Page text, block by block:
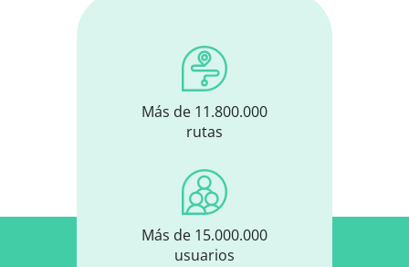
Más de 11.800.000
rutas
Más de 15.000.000
usuarios